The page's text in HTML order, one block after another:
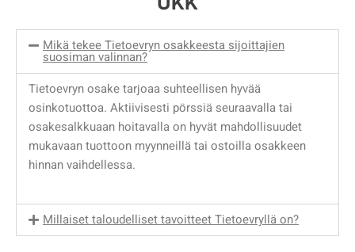
Mikä tekee Tietoevryn osakkeesta sijoittajien
suosiman valinnan?
Tietoevryn osake tarjoaa suhteellisen hyvää
osinkotuottoa. Aktiivisesti pörssiä seuraavalla tai
osakesalkkuaan hoitavalla on hyvät mahdollisuudet
mukavaan tuottoon myynneillä tai ostoilla osakkeen
hinnan vaihdellessa.
Millaiset taloudelliset tavoitteet Tietoevryllä on?